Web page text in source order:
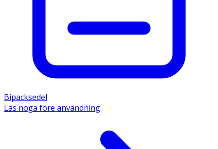
Bipacksedel
Läs noga före användning